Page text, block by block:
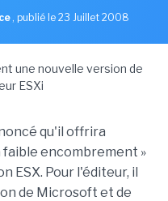
, publié le 23 Juillet 2008
qu'il offrira
encombrement »
ESX. Pour l'éditeur, il
de Microsoft et de